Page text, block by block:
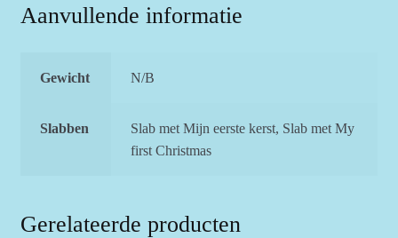
Aanvullende informatie
Gewicht N/B
Slabben
Slab met Mijn eerste kerst, Slab met My
first Christmas
Gerelateerde producten